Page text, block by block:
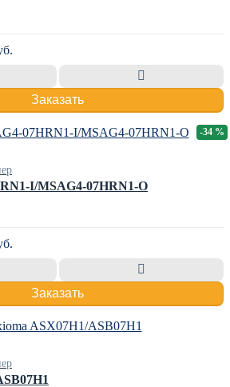
Заказать
I/MSAG4-07HRN1-O
-34 %
Заказать